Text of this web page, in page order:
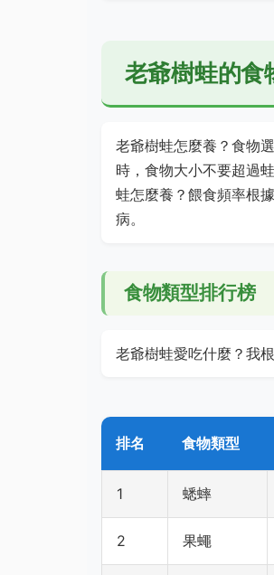
老爺樹蛙的食
老爺樹蛙怎麼養？食物
時，食物大小不要超過
蛙怎麼養？餵食頻率根
病。
食物類型排行榜
老爺樹蛙愛吃什麼？我
排名 食物類型
1 蟋蟀
2 果蠅